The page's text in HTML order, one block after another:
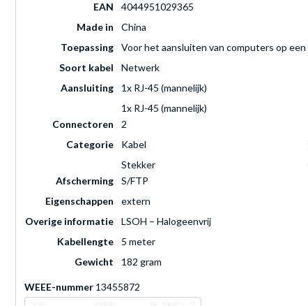
EAN
4044951029365
Made in
China
Toepassing
Voor het aansluiten van computers op
Soort kabel
Netwerk
Aansluiting
1x RJ-45 (mannelijk)
1x RJ-45 (mannelijk)
Connectoren
2
Categorie
Kabel
Stekker
Afscherming
S/FTP
Eigenschappen
extern
Overige informatie
LSOH – Halogeenvrij
Kabellengte
5 meter
Gewicht
182 gram
WEEE-nummer 13455872